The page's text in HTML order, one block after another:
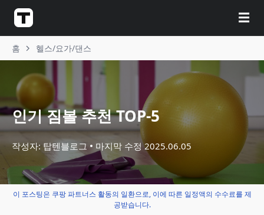
☰
홈 헬스/요가/댄스
인기 짐볼 추천 TOP-5
작성자: 탑텐블로그 마지막 수정2025.06.05
이 포스팅은 쿠팡 파트너스 활동의 일환으로, 이에 따른 일정액의 수수료를 제
공받습니다.